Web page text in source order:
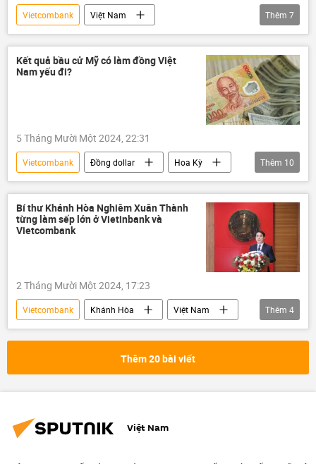
Vietcombank
Việt Nam
Ngân hàng Nhà nước
Agribank
Tết
Kinh tế
Kinh doanh
ngân hàng
Thêm 7
Kết quả bầu cử Mỹ có làm đồng Việt
Nam yếu đi?
5 Tháng Mười Một 2024, 22:31
Vietcombank Đồng dollar
Hoa Kỳ
bầu cử Tổng thống Hoa Kỳ
Kamala Harris
Donald Trump
Việt Nam
Chính trị
thông tin
phương Tây
Thêm 10
Bí thư Khánh Hòa Nghiêm Xuân Thành
từng làm sếp lớn ở Vietinbank và
Vietcombank
2 Tháng Mười Một 2024, 17:23
Vietcombank Khánh Hòa
Việt Nam
Bộ Chính Trị VN
VIETINBANK
Thêm 4
Thêm 20 bài viết
Việt Nam